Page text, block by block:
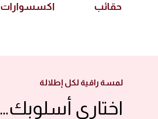
حقائب اكسسوارات
لمسة راقية لكل إطلالة
اختاري أسلوبك…